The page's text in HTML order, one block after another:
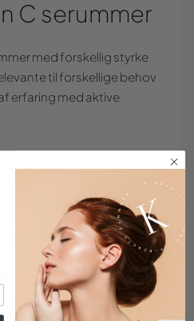
C serummer
med forskellig styrke
til forskellige behov
erfaring med aktive